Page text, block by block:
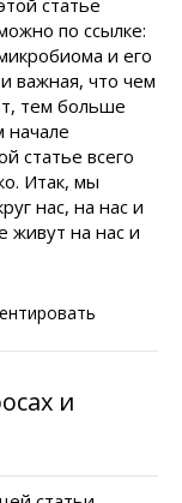
статье
по ссылке:
и его
важная, что чем
тем больше
начале
статье всего
Итак, мы
нас, на нас и
живут на нас и
и